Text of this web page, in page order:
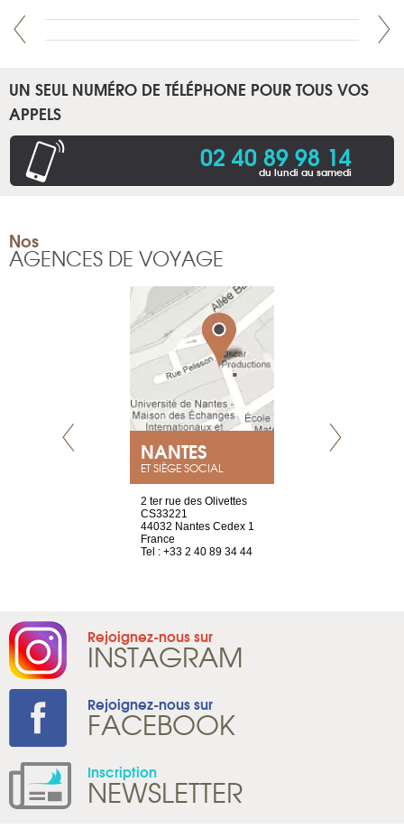
UN SEUL NUMÉRO DE TÉLÉPHONE POUR TOUS VOS
APPELS
02 40 89 98 14
du lundi au samedi
Nos
AGENCES DE VOYAGE
NANTES
ET SIÈGE SOCIAL
2 ter rue des Olivettes
CS33221
44032 Nantes Cedex 1
France
Tel : +33 2 40 89 34 44
Rejoignez-nous sur
INSTAGRAM
Rejoignez-nous sur
FACEBOOK
Inscription
NEWSLETTER